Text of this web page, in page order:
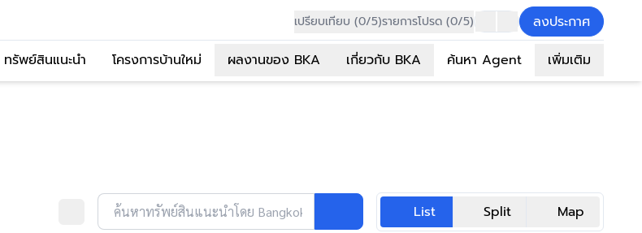
เปรียบเทียบ (0/5)รายการโปรด (0/5)
ลงประกาศ
ทรัพย์สินแนะนำ โครงการบ้านใหม่ ผลงานของ BKA เกี่ยวกับ BKA ค้นหา Agent เพิ่มเติม
ค้นหาทรัพย์สินแนะนำโดย Bangkok Asset List Split Map